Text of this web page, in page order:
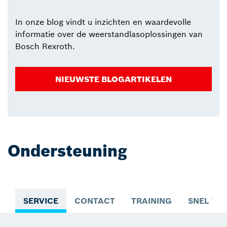
In onze blog vindt u inzichten en waardevolle
informatie over de weerstandlasoplossingen van
Bosch Rexroth.
NIEUWSTE BLOGARTIKELEN
Ondersteuning
SERVICE CONTACT TRAINING SNEL